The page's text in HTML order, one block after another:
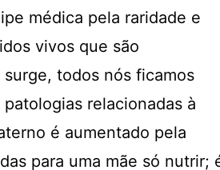
médica pela raridade e
vivos que são
todos nós ficamos
relacionadas à
é aumentado pela
para uma mãe só nutrir;